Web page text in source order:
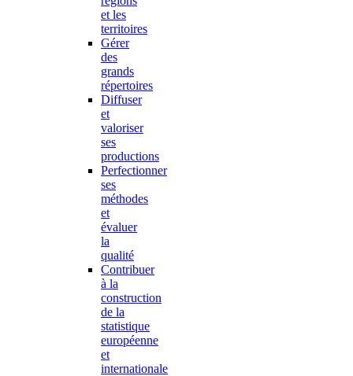
et les
territoires
Gérer
des
grands
répertoires
Diffuser
et
valoriser
ses
productions
Perfectionner
ses
méthodes
et
évaluer
la
qualité
Contribuer
à la
construction
de la
statistique
européenne
et
internationale